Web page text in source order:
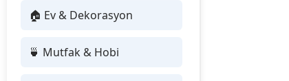
🏠 Ev & Dekorasyon
🍵 Mutfak & Hobi